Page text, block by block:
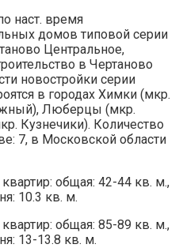
наст. время
домов типовой серии
Центральное,
в Чертаново
новостройки серии
в городах Химки (мкр.
Люберцы (мкр.
Кузнечики). Количество
7, в Московской области
общая: 42-44 кв. м.,
10.3 кв. м.
общая: 85-89 кв. м.,
13-13.8 кв. м.